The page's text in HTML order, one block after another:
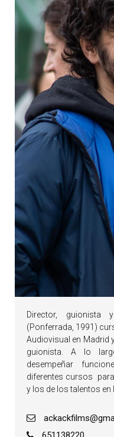
Director, guionista
(Ponferrada, 1991)
Audiovisual en
guionista. A lo
desempeñar
diferentes cursos
y los de los talentos en